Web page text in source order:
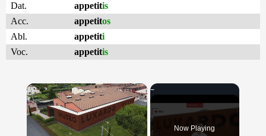
Dat.
appetitis
Acc.
appetitos
Abl.
appetiti
Voc.
appetitis
×
Now Playing